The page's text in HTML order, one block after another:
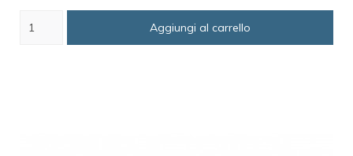
Aggiungi al carrello